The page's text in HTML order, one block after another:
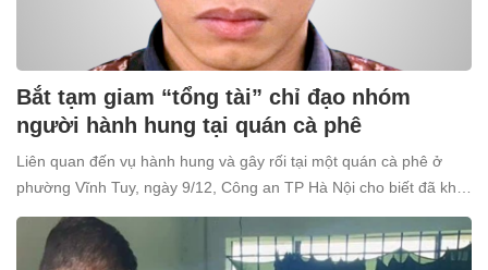
Bắt tạm giam “tổng tài” chỉ đạo nhóm
người hành hung tại quán cà phê
Liên quan đến vụ hành hung và gây rối tại một quán cà phê ở
phường Vĩnh Tuy, ngày 9/12, Công an TP Hà Nội cho biết đã khởi
tố và bắt tạm giam Nguyễn Văn Thiên (SN 1998, trú tại xã Ô
Diên, Hà Nội) để điều tra về tội “Gây rối trật tự công cộng”.